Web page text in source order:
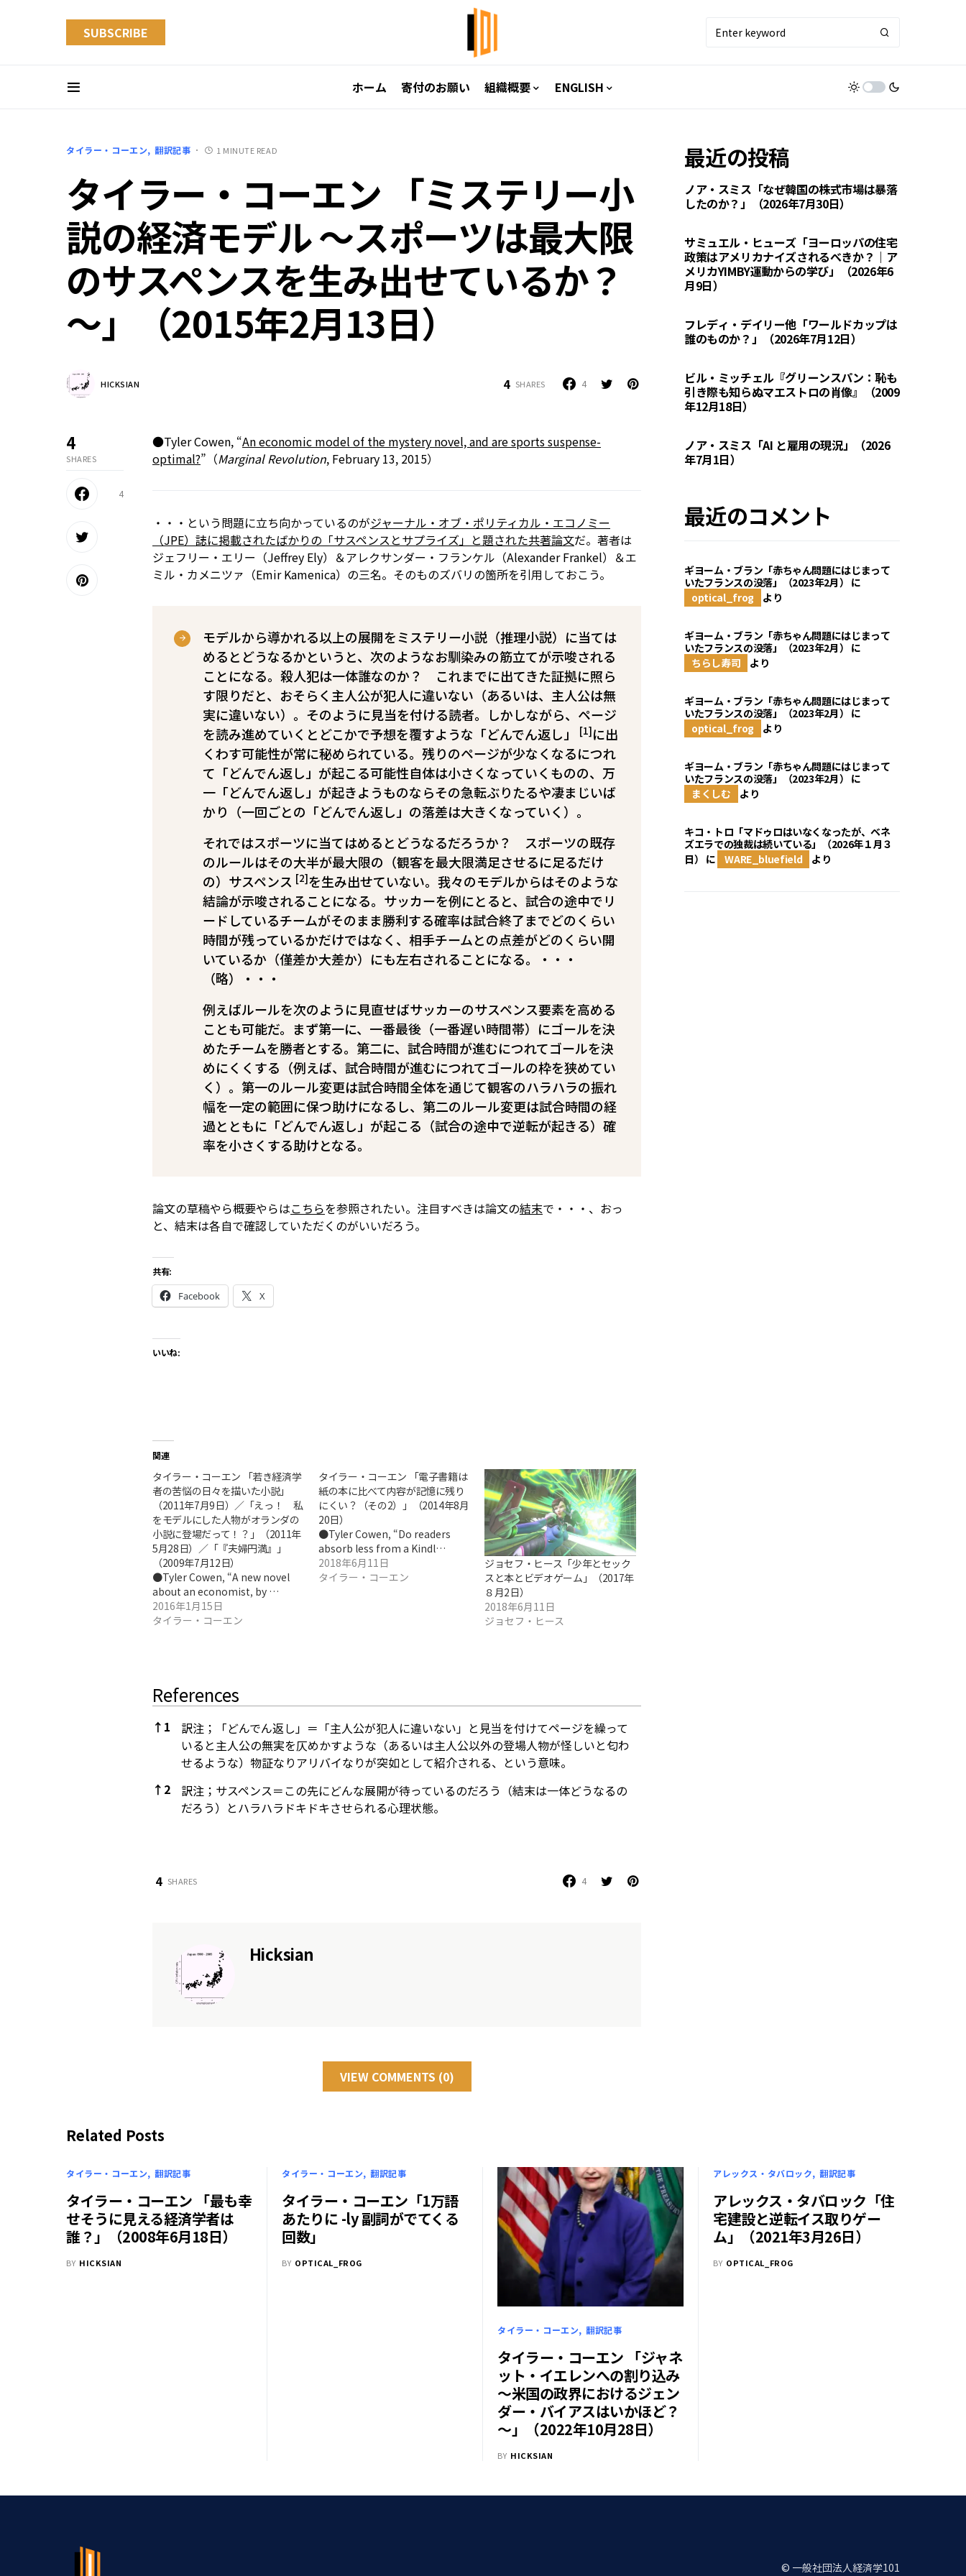
SUBSCRIBE
ホーム 寄付のお願い 組織概要 ENGLISH
タイラー・コーエン 翻訳記事 1 MINUTE READ
タイラー・コーエン 「ミステリー小
説の経済モデル ～スポーツは最大限
のサスペンスを生み出せているか？
～」（2015年2月13日）
HICKSIAN 4 SHARES 4
4
SHARES
4
●Tyler Cowen, “An economic model of the mystery novel, and are sports suspense-
optimal?”（Marginal Revolution, February 13, 2015）
・・・という問題に立ち向かっているのがジャーナル・オブ・ポリティカル・エコノミー
（JPE）誌に掲載されたばかりの「サスペンスとサプライズ」と題された共著論文だ。著者は
ジェフリー・エリー（Jeffrey Ely）＆アレクサンダー・フランケル（Alexander Frankel）＆エ
ミル・カメニツァ（Emir Kamenica）の三名。そのものズバリの箇所を引用しておこう。
モデルから導かれる以上の展開をミステリー小説（推理小説）に当ては
めるとどうなるかというと、次のようなお馴染みの筋立てが示唆される
ことになる。殺人犯は一体誰なのか？ これまでに出てきた証拠に照ら
す限りだと、おそらく主人公が犯人に違いない（あるいは、主人公は無
実に違いない）。そのように見当を付ける読者。しかしながら、ページ
を読み進めていくとどこかで予想を覆すような「どんでん返し」
[1]に出
くわす可能性が常に秘められている。残りのページが少なくなるにつれ
て「どんでん返し」が起こる可能性自体は小さくなっていくものの、万
一「どんでん返し」が起きようものならその急転ぶりたるや凄まじいば
かり（一回ごとの「どんでん返し」の落差は大きくなっていく）。
それではスポーツに当てはめるとどうなるだろうか？ スポーツの既存
のルールはその大半が最大限の（観客を最大限満足させるに足るだけ
の）サスペンス [2]を生み出せていない。我々のモデルからはそのような
結論が示唆されることになる。サッカーを例にとると、試合の途中でリ
ードしているチームがそのまま勝利する確率は試合終了までどのくらい
時間が残っているかだけではなく、相手チームとの点差がどのくらい開
いているか（僅差か大差か）にも左右されることになる。・・・
（略）・・・
例えばルールを次のように見直せばサッカーのサスペンス要素を高める
ことも可能だ。まず第一に、一番最後（一番遅い時間帯）にゴールを決
めたチームを勝者とする。第二に、試合時間が進むにつれてゴールを決
めにくくする（例えば、試合時間が進むにつれてゴールの枠を狭めてい
く）。第一のルール変更は試合時間全体を通じて観客のハラハラの振れ
幅を一定の範囲に保つ助けになるし、第二のルール変更は試合時間の経
過とともに「どんでん返し」が起こる（試合の途中で逆転が起きる）確
率を小さくする助けとなる。
論文の草稿やら概要やらはこちらを参照されたい。注目すべきは論文の結末で・・・、おっ
と、結末は各自で確認していただくのがいいだろう。
共有:
Facebook X
いいね:
関連
タイラー・コーエン 「若き経済学
者の苦悩の日々を描いた小説」
（2011年7月9日）／「えっ！ 私
をモデルにした人物がオランダの
小説に登場だって！？」（2011年
5月28日）／「『夫婦円満』」
（2009年7月12日）
●Tyler Cowen, “A new novel
about an economist, by …
2016年1月15日
タイラー・コーエン
タイラー・コーエン 「電子書籍は
紙の本に比べて内容が記憶に残り
にくい？（その2）」（2014年8月
20日）
●Tyler Cowen, “Do readers
absorb less from a Kindl…
2018年6月11日
タイラー・コーエン
ジョセフ・ヒース「少年とセック
スと本とビデオゲーム」（2017年
８月2日）
2018年6月11日
ジョセフ・ヒース
References
↑ 1
訳注；「どんでん返し」＝「主人公が犯人に違いない」と見当を付けてページを繰って
いると主人公の無実を仄めかすような（あるいは主人公以外の登場人物が怪しいと匂わ
せるような）物証なりアリバイなりが突如として紹介される、という意味。
↑ 2
訳注；サスペンス＝この先にどんな展開が待っているのだろう（結末は一体どうなるの
だろう）とハラハラドキドキさせられる心理状態。
4 SHARES 4
Hicksian
VIEW COMMENTS (0)
最近の投稿
ノア・スミス「なぜ韓国の株式市場は暴落
したのか？」（2026年7月30日）
サミュエル・ヒューズ「ヨーロッパの住宅
政策はアメリカナイズされるべきか？｜ア
メリカYIMBY運動からの学び」（2026年6
月9日）
フレディ・デイリー他「ワールドカップは
誰のものか？」（2026年7月12日）
ビル・ミッチェル『グリーンスパン：恥も
引き際も知らぬマエストロの肖像』（2009
年12月18日）
ノア・スミス「AI と雇用の現況」（2026
年7月1日）
最近のコメント
ギヨーム・ブラン「赤ちゃん問題にはじまって
いたフランスの没落」（2023年2月） に
optical_frog
より
ギヨーム・ブラン「赤ちゃん問題にはじまって
いたフランスの没落」（2023年2月） に
ちらし寿司
より
ギヨーム・ブラン「赤ちゃん問題にはじまって
いたフランスの没落」（2023年2月） に
optical_frog
より
ギヨーム・ブラン「赤ちゃん問題にはじまって
いたフランスの没落」（2023年2月） に
まくしむ
より
キコ・トロ「マドゥロはいなくなったが、ベネ
ズエラでの独裁は続いている」（2026年１月３
日） に WARE_bluefield より
Related Posts
タイラー・コーエン 翻訳記事
タイラー・コーエン 「最も幸
せそうに見える経済学者は
誰？」（2008年6月18日）
BY HICKSIAN
タイラー・コーエン 翻訳記事
タイラー・コーエン「1万語
あたりに -ly 副詞がでてくる
回数」
BY OPTICAL_FROG
タイラー・コーエン 翻訳記事
タイラー・コーエン 「ジャネ
ット・イエレンへの割り込み
～米国の政界におけるジェン
ダー・バイアスはいかほど？
～」（2022年10月28日）
BY HICKSIAN
アレックス・タバロック 翻訳記事
アレックス・タバロック「住
宅建設と逆転イス取りゲー
ム」（2021年3月26日）
BY OPTICAL_FROG
© 一般社団法人経済学101